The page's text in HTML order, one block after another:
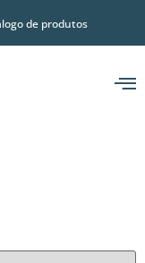
de produtos